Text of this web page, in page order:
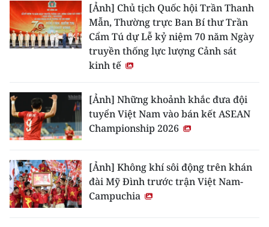
[Ảnh] Chủ tịch Quốc hội Trần Thanh
Mẫn, Thường trực Ban Bí thư Trần
Cẩm Tú dự Lễ kỷ niệm 70 năm Ngày
truyền thống lực lượng Cảnh sát
kinh tế
[Ảnh] Những khoảnh khắc đưa đội
tuyển Việt Nam vào bán kết ASEAN
Championship 2026
[Ảnh] Không khí sôi động trên khán
đài Mỹ Đình trước trận Việt Nam-
Campuchia